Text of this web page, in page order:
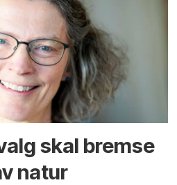
skal bremse
natur